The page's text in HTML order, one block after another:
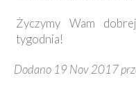
Życzymy Wam
tygodnia!
Dodano 19 Nov 2017